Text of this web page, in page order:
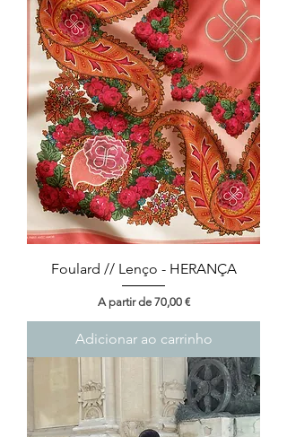
Foulard // Lenço - HERANÇA
A partir de 70,00 €
Preço promocional
Adicionar ao carrinho